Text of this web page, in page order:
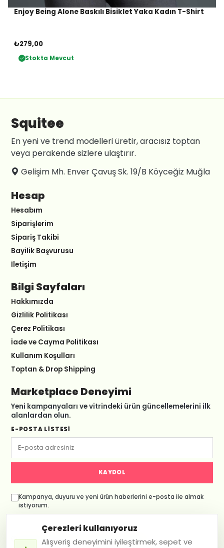
Enjoy Being Alone Baskılı Bisiklet Yaka Kadın T-Shirt
₺279,00
Stokta Mevcut
Squitee
En yeni ve trend modelleri üretir, aracısız toptan
veya perakende sizlere ulaştırır.
Gelişim Mh. Enver Çavuş Sk. 19/B Köyceğiz Muğla
Hesap
Hesabım
Siparişlerim
Sipariş Takibi
Bayilik Başvurusu
İletişim
Bilgi Sayfaları
Hakkımızda
Gizlilik Politikası
Çerez Politikası
İade ve Cayma Politikası
Kullanım Koşulları
Toptan & Drop Shipping
Marketplace Deneyimi
Yeni kampanyaları ve vitrindeki ürün güncellemelerini ilk
alanlardan olun.
E-POSTA LISTESI
KAYDOL
Kampanya, duyuru ve yeni ürün haberlerini e-posta ile almak
istiyorum.
© 2026 Squitee. Tüm hakları saklıdır.
Çerezleri kullanıyoruz
Alışveriş deneyimini iyileştirmek, sepet ve